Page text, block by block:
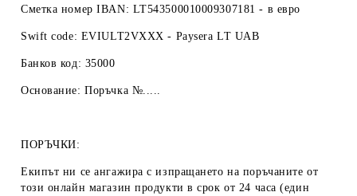
Сметка номер IBAN: LT543500010009307181 - в евро
Swift code: EVIULT2VXXX - Paysera LT UAB
Банков код: 35000
Основание: Поръчка №.....
ПОРЪЧКИ:
Екипът ни се ангажира с изпращането на поръчаните от
този онлайн магазин продукти в срок от 24 часа (един